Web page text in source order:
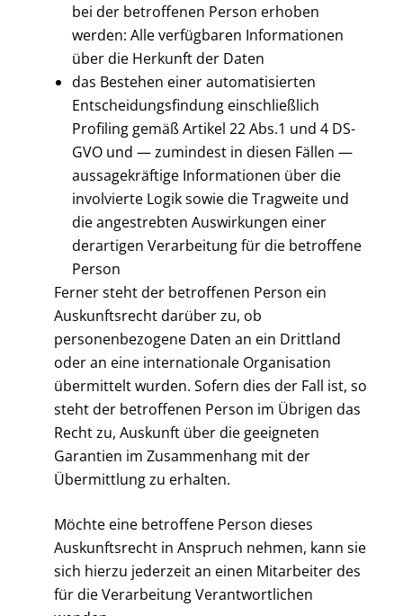
bei der betroffenen Person erhoben
werden: Alle verfügbaren Informationen
über die Herkunft der Daten
das Bestehen einer automatisierten
Entscheidungsfindung einschließlich
Profiling gemäß Artikel 22 Abs.1 und 4 DS-
GVO und — zumindest in diesen Fällen —
aussagekräftige Informationen über die
involvierte Logik sowie die Tragweite und
die angestrebten Auswirkungen einer
derartigen Verarbeitung für die betroffene
Person
Ferner steht der betroffenen Person ein
Auskunftsrecht darüber zu, ob
personenbezogene Daten an ein Drittland
oder an eine internationale Organisation
übermittelt wurden. Sofern dies der Fall ist, so
steht der betroffenen Person im Übrigen das
Recht zu, Auskunft über die geeigneten
Garantien im Zusammenhang mit der
Übermittlung zu erhalten.
Möchte eine betroffene Person dieses
Auskunftsrecht in Anspruch nehmen, kann sie
sich hierzu jederzeit an einen Mitarbeiter des
für die Verarbeitung Verantwortlichen